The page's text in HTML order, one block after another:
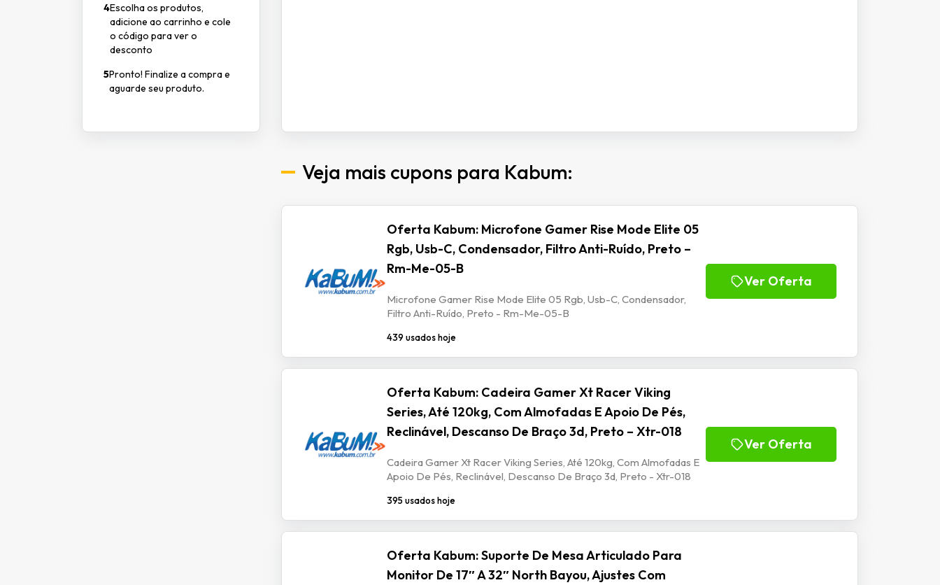
4Escolha os produtos,
adicione ao carrinho e cole
o código para ver o
desconto
5Pronto! Finalize a compra e
aguarde seu produto.
Veja mais cupons para Kabum:
Oferta Kabum: Microfone Gamer Rise Mode Elite 05
Rgb, Usb-C, Condensador, Filtro Anti-Ruído, Preto –
Rm-Me-05-B
Microfone Gamer Rise Mode Elite 05 Rgb, Usb-C, Condensador,
Filtro Anti-Ruído, Preto - Rm-Me-05-B
439 usados hoje
Ver Oferta
Oferta Kabum: Cadeira Gamer Xt Racer Viking
Series, Até 120kg, Com Almofadas E Apoio De Pés,
Reclinável, Descanso De Braço 3d, Preto – Xtr-018
Cadeira Gamer Xt Racer Viking Series, Até 120kg, Com Almofadas E
Apoio De Pés, Reclinável, Descanso De Braço 3d, Preto - Xtr-018
395 usados hoje
Ver Oferta
Oferta Kabum: Suporte De Mesa Articulado Para
Monitor De 17″ A 32″ North Bayou, Ajustes Com